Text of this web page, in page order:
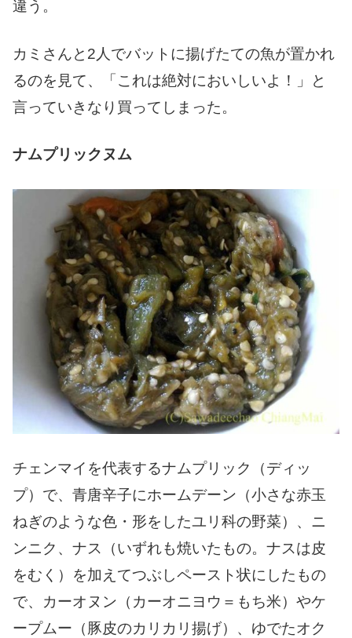
違う。
カミさんと2人でバットに揚げたての魚が置かれ
るのを見て、「これは絶対においしいよ！」と
言っていきなり買ってしまった。
ナムプリックヌム
チェンマイを代表するナムプリック（ディッ
プ）で、青唐辛子にホームデーン（小さな赤玉
ねぎのような色・形をしたユリ科の野菜）、ニ
ンニク、ナス（いずれも焼いたもの。ナスは皮
をむく）を加えてつぶしペースト状にしたもの
で、カーオヌン（カーオニヨウ＝もち米）やケ
ープムー（豚皮のカリカリ揚げ）、ゆでたオク